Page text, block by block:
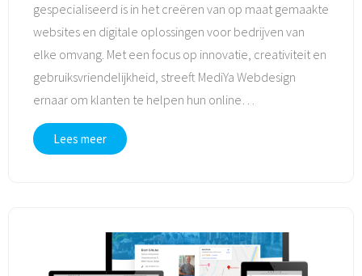
gespecialiseerd is in het creëren van op maat gemaakte
websites en digitale oplossingen voor bedrijven van
elke omvang. Met een focus op innovatie, creativiteit en
gebruiksvriendelijkheid, streeft MediYa Webdesign
ernaar om klanten te helpen hun online…
Lees meer